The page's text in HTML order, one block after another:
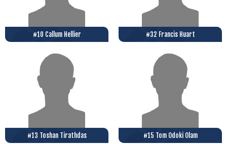
#10 Callum Hellier #32 Francis Huart
#13 Toshan Tirathdas #15 Tom Odoki Olam